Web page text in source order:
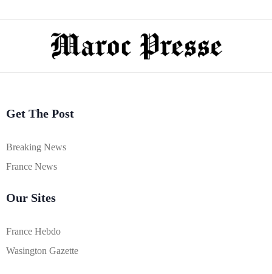
Get The Post
Breaking News
France News
Our Sites
France Hebdo
Wasington Gazette